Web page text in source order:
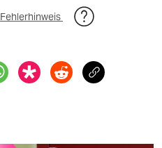
Fehlerhinweis